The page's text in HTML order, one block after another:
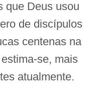
que Deus usou
de discípulos
centenas na
se, mais
atualmente.